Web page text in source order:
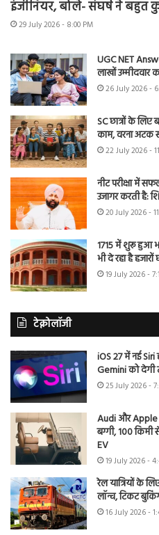
इंजीनियर, बोले- संघर्ष ने बहुत
29 July 2026 - 8:00 PM
UGC NET
लाखों उम्मीदवार
26 July 2026 -
SC छात्रों के
काम, वरना अटक
22 July 2026 -
नीट परीक्षा में
उजागर करती है:
20 July 2026 -
1715 में शुरू हुआ
भी दे रहा है हजारों
19 July 2026 -
टेक्नोलॉजी
iOS 27 में नई Siri
Gemini को देगी
25 July 2026 -
Audi और Apple के
बग्गी, 100
EV
19 July 2026 -
रेल यात्रियों के
लॉन्च, टिकट
16 July 2026 -